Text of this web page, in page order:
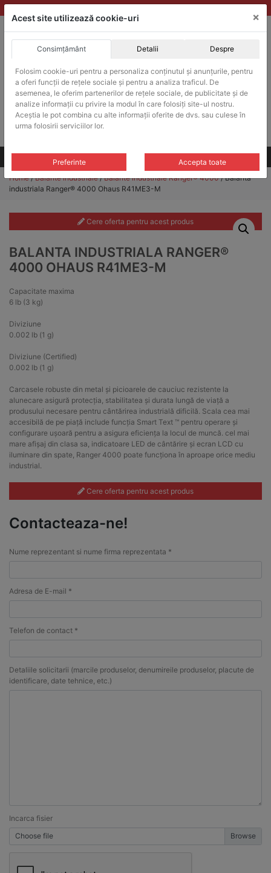
Skip
to
ACHIZITII PUBLICE
Produsele pot fi achizitionate si in sistemul SEAP / SICAP
Products
search
CAUTARE
Toate produsele
Home/Balante industriale/Balante industriale Ranger® 4000/ Balanta
industriala Ranger® 4000 Ohaus R41ME3-M
Cere oferta pentru acest produs
BALANTA INDUSTRIALA RANGER®
4000 OHAUS R41ME3-M
Capacitate maxima
6 lb (3 kg)
Diviziune
0.002 lb (1 g)
Diviziune (Certified)
0.002 lb (1 g)
Carcasele robuste din metal și picioarele de cauciuc rezistente la
alunecare asigură protecția, stabilitatea și durata lungă de viață a
produsului necesare pentru cântărirea industrială dificilă. Scala cea mai
accesibilă de pe piață include funcția Smart Text ™ pentru operare și
configurare ușoară pentru a asigura eficiența la locul de muncă. cel mai
mare afișaj din clasa sa, indicatoare LED de cântărire și ecran LCD cu
iluminare din spate, Ranger 4000 poate funcționa în aproape orice mediu
industrial.
Cere oferta pentru acest produs
Contacteaza-ne!
Nume reprezentant si nume firma reprezentata *
Adresa de E-mail *
Telefon de contact *
Detaliile solicitarii (marcile produselor, denumireile produselor, placute de
identificare, date tehnice, etc.)
Incarca fisier
Choose file
Acest site utilizează cookie-uri ×
Consimțământ Detalii Despre
Folosim cookie-uri pentru a personaliza conținutul și anunțurile, pentru
a oferi funcții de rețele sociale și pentru a analiza traficul. De
asemenea, le oferim partenerilor de rețele sociale, de publicitate și de
analize informații cu privire la modul în care folosiți site-ul nostru.
Aceștia le pot combina cu alte informații oferite de dvs. sau culese în
urma folosirii serviciilor lor.
Preferinte Accepta toate